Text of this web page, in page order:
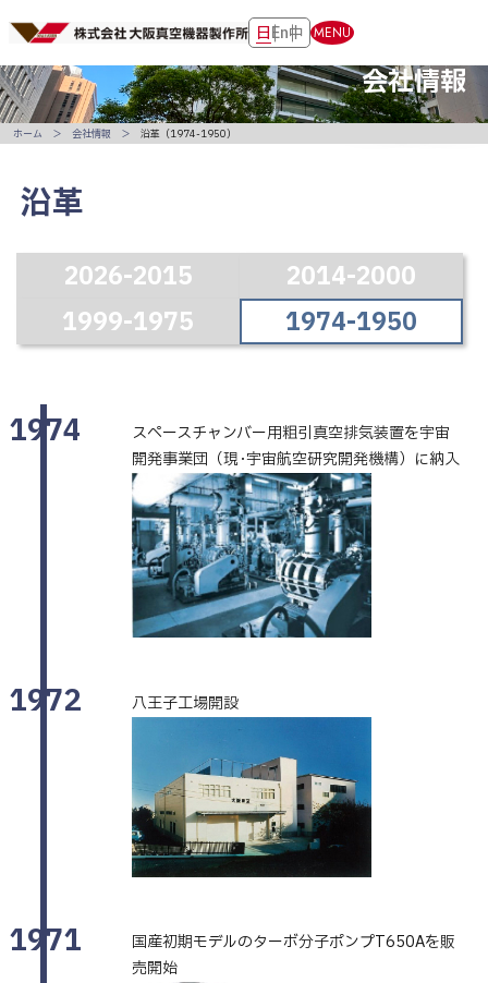
日En中 MENU
会社情報
沿革
2026-2015
2014-2000
1999-1975
1974-1950
1974
スペースチャンバー用粗引真空排気装置を宇宙
開発事業団（現･宇宙航空研究開発機構）に納入
1972 八王子工場開設
1971
国産初期モデルのターボ分子ポンプT650Aを販
売開始
ホーム 会社情報 沿革（1974-1950）